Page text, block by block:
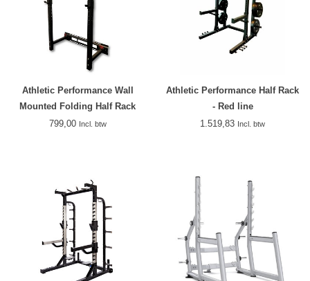
Athletic Performance Wall
Mounted Folding Half Rack
799,00 Incl. btw
Athletic Performance Half Rack
- Red line
1.519,83 Incl. btw